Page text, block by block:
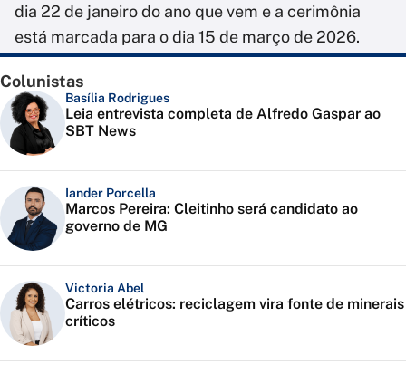
dia 22 de janeiro do ano que vem e a cerimônia
está marcada para o dia 15 de março de 2026.
Colunistas
Basília Rodrigues
Leia entrevista completa de Alfredo Gaspar ao
SBT News
Iander Porcella
Marcos Pereira: Cleitinho será candidato ao
governo de MG
Victoria Abel
Carros elétricos: reciclagem vira fonte de minerais
críticos